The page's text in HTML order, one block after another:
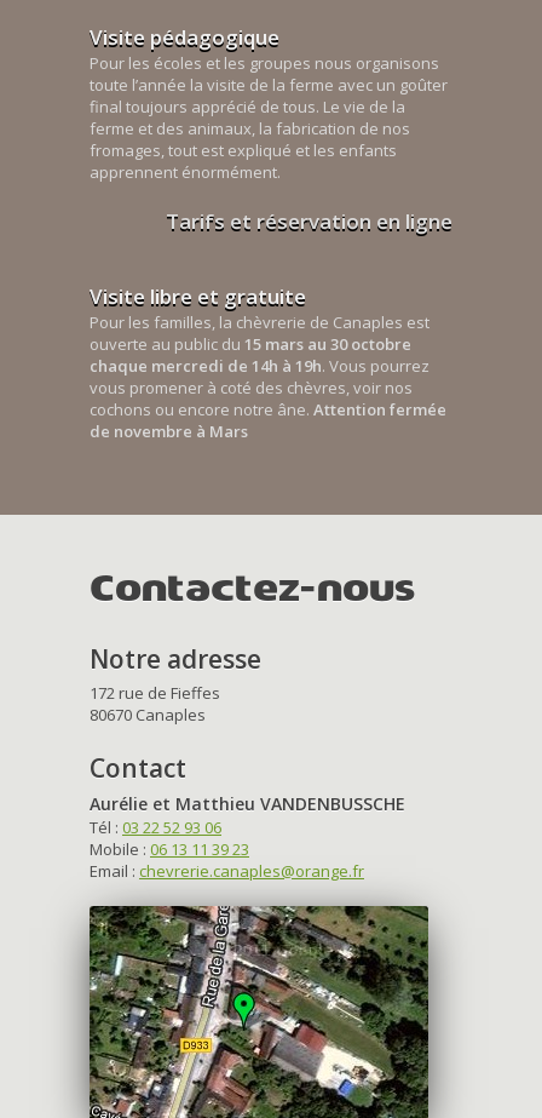
Visite pédagogique
Pour les écoles et les groupes nous organisons
toute l’année la visite de la ferme avec un goûter
final toujours apprécié de tous. Le vie de la
ferme et des animaux, la fabrication de nos
fromages, tout est expliqué et les enfants
apprennent énormément.
Tarifs et réservation en ligne
Visite libre et gratuite
Pour les familles, la chèvrerie de Canaples est
ouverte au public du 15 mars au 30 octobre
chaque mercredi de 14h à 19h. Vous pourrez
vous promener à coté des chèvres, voir nos
cochons ou encore notre âne. Attention fermée
de novembre à Mars
Contactez-nous
Notre adresse
172 rue de Fieffes
80670 Canaples
Contact
Aurélie et Matthieu VANDENBUSSCHE
Tél : 03 22 52 93 06
Mobile : 06 13 11 39 23
Email : chevrerie.canaples@orange.fr